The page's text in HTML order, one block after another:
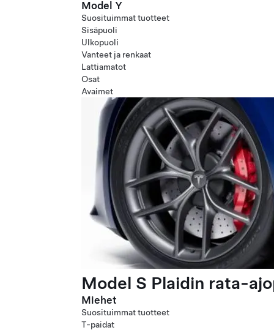
Model Y
Suosituimmat tuotteet
Sisäpuoli
Ulkopuoli
Vanteet ja renkaat
Lattiamatot
Osat
Avaimet
Model S Plaidin rata-
Miehet
Suosituimmat tuotteet
T-paidat